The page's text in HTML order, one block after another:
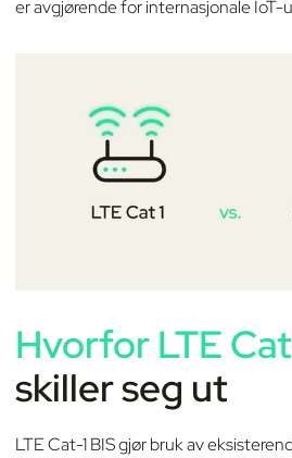
er avgjørende for internasjonale IoT-
Hvorfor LTE
skiller seg ut
LTE Cat-1 BIS gjør bruk av